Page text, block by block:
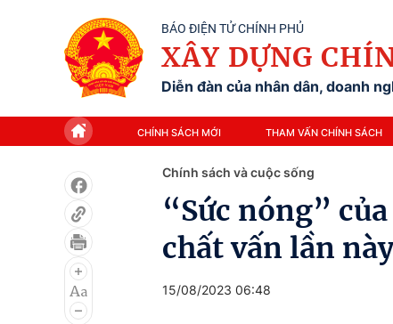
BÁO ĐIỆN TỬ CHÍNH PHỦ
XÂY DỰNG
Diễn đàn của nhân dân, doanh
CHÍNH SÁCH MỚI THAM VẤN CHÍNH SÁCH
Chính sách và cuộc sống
“Sức nóng”
chất vấn lần
15/08/2023 06:48